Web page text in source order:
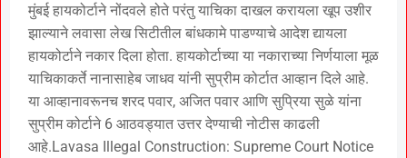
मुंबई हायकोर्टाने नोंदवले होते परंतु याचिका दाखल करायला खूप उशीर
झाल्याने लवासा लेख सिटीतील बांधकामे पाडण्याचे आदेश द्यायला
हायकोर्टाने नकार दिला होता. हायकोर्टाच्या या नकाराच्या निर्णयाला मूळ
याचिकाकर्ते नानासाहेब जाधव यांनी सुप्रीम कोर्टात आव्हान दिले आहे.
या आव्हानावरूनच शरद पवार, अजित पवार आणि सुप्रिया सुळे यांना
सुप्रीम कोर्टाने 6 आठवड्यात उत्तर देण्याची नोटीस काढली
आहे.Lavasa Illegal Construction: Supreme Court Notice